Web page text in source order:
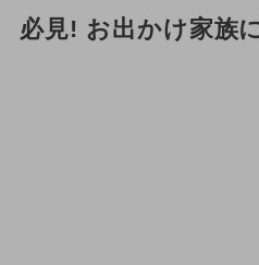
必見! お出かけ家族